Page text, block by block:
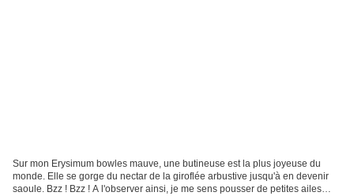
Sur mon Erysimum bowles mauve, une butineuse est la plus joyeuse du
monde. Elle se gorge du nectar de la giroflée arbustive jusqu'à en devenir
saoule. Bzz ! Bzz ! A l'observer ainsi, je me sens pousser de petites ailes